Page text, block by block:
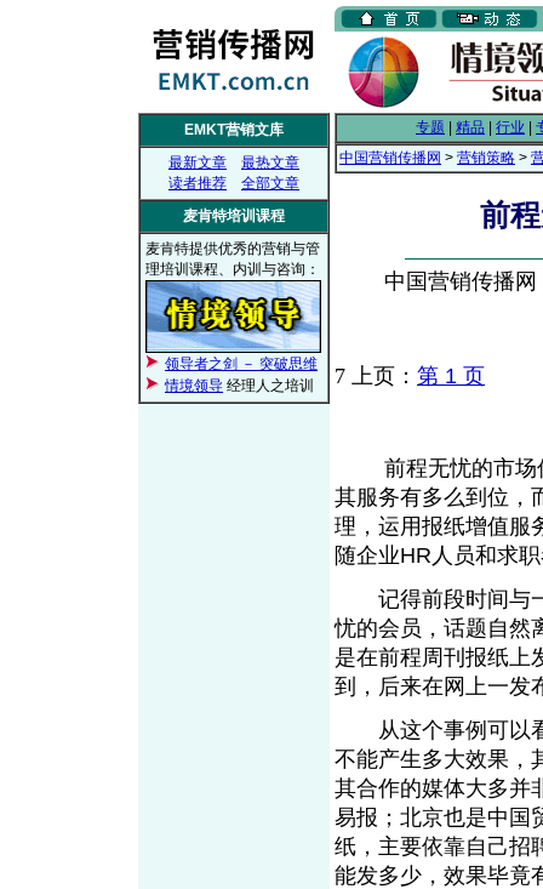
EMKT营销文库
最新文章
最热文章
读者推荐
全部文章
麦肯特培训课程
麦肯特提供优秀的营销与管
理培训课程、内训与咨询：
领导者之剑 － 突破思维
情境领导 经理人之培训
专题 精品 行业
中国营销传播网 > 营销策略 >
前
中国营销传播
7 上页： 第 1 页
前程无忧的市场优
其服务有多么到位，
理，运用报纸增值服
随企业HR人员和
记得前段时间与一
忧的会员，话题自然
是在前程周刊报纸上
到，后来在网上一
从这个事例可以看
不能产生多大效果，
其合作的媒体大多并
易报；北京也是中国
纸，主要依靠自己招
能发多少，效果